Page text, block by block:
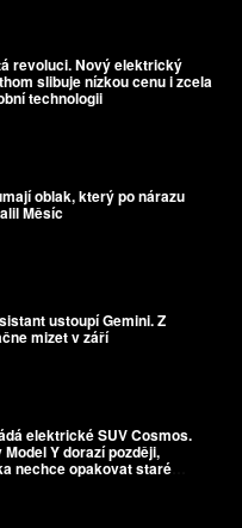
revoluci. Nový elektrický
slibuje nízkou cenu i zcela
technologii
oblak, který po nárazu
Měsíc
ustoupí Gemini. Z
mizet v září
elektrické SUV Cosmos.
Model Y dorazí později,
nechce opakovat staré